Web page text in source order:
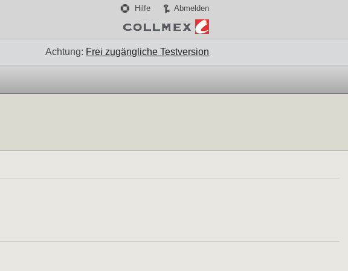
Hilfe Abmelden
Achtung: Frei zugängliche Testversion